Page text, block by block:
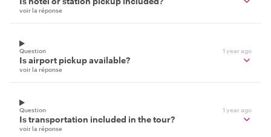
voir la réponse
Question 1 year ago
Is airport pickup available?
voir la réponse
Question 1 year ago
Is transportation included in the tour?
voir la réponse